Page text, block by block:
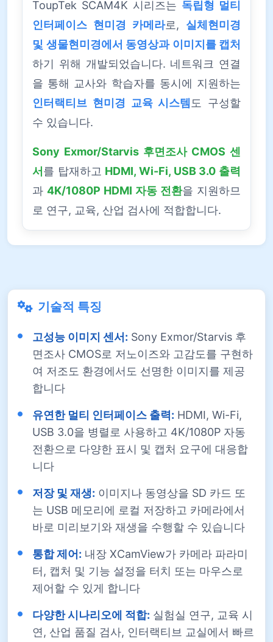
ToupTek SCAM4K 시리즈는 독립형 멀티
인터페이스 현미경 카메라로, 실체현미경
및 생물현미경에서 동영상과 이미지를 캡처
하기 위해 개발되었습니다. 네트워크 연결
을 통해 교사와 학습자를 동시에 지원하는
인터랙티브 현미경 교육 시스템 도 구성할
수 있습니다.
Sony Exmor/Starvis 후면조사 CMOS 센
서 를 탑재하고 HDMI, Wi-Fi, USB 3.0 출력
과 4K/1080P HDMI 자동 전환을 지원하므
로 연구, 교육, 산업 검사에 적합합니다.
기술적 특징
고성능 이미지 센서: Sony Exmor/Starvis 후
면조사 CMOS로 저노이즈와 고감도를 구현하
여 저조도 환경에서도 선명한 이미지를 제공
합니다
유연한 멀티 인터페이스 출력: HDMI, Wi-Fi,
USB 3.0을 병렬로 사용하고 4K/1080P 자동
전환으로 다양한 표시 및 캡처 요구에 대응합
니다
저장 및 재생: 이미지나 동영상을 SD 카드 또
는 USB 메모리에 로컬 저장하고 카메라에서
바로 미리보기와 재생을 수행할 수 있습니다
통합 제어: 내장 XCamView가 카메라 파라미
터, 캡처 및 기능 설정을 터치 또는 마우스로
제어할 수 있게 합니다
다양한 시나리오에 적합: 실험실 연구, 교육 시
연, 산업 품질 검사, 인터랙티브 교실에서 빠르